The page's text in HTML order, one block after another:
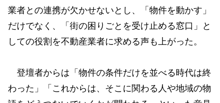
業者との連携が⽋かせないとし、「物件を動かす」
だけでなく、「街の困りごとを受け⽌める窓⼝」と
しての役割を不動産業者に求める声も上がった。
登壇者からは「物件の条件だけを並べる時代は終
わった」「これからは、そこに関わる⼈や地域の物